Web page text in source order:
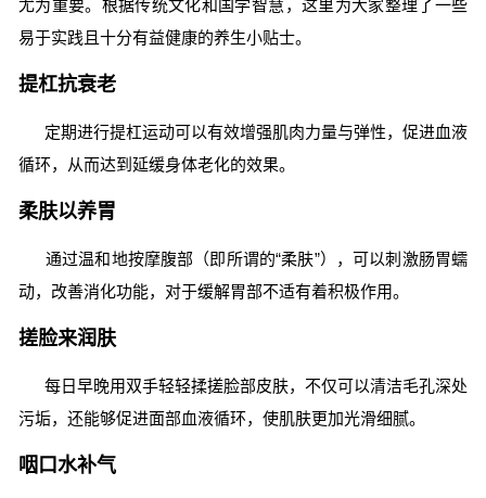
尤为重要。根据传统文化和国学智慧，这里为大家整理了一些
易于实践且十分有益健康的养生小贴士。
提杠抗衰老
定期进行提杠运动可以有效增强肌肉力量与弹性，促进血液
循环，从而达到延缓身体老化的效果。
柔肤以养胃
通过温和地按摩腹部（即所谓的“柔肤”），可以刺激肠胃蠕
动，改善消化功能，对于缓解胃部不适有着积极作用。
搓脸来润肤
每日早晚用双手轻轻揉搓脸部皮肤，不仅可以清洁毛孔深处
污垢，还能够促进面部血液循环，使肌肤更加光滑细腻。
咽口水补气